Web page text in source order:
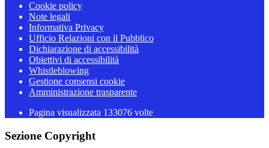
Cookie policy
Note legali
Informativa Privacy
Ufficio Relazioni con il Pubblico
Dichiarazione di accessibilità
Obiettivi di accessibilità
Whistleblowing
Gestione consensi cookie
Amministrazione trasparente
Pagina visualizzata 133076 volte
Sezione Copyright